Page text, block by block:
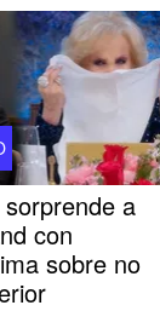
a
con
sobre no